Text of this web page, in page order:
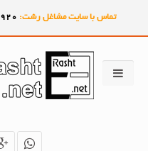
تماس با سایت مشاغل رشت: 920
10